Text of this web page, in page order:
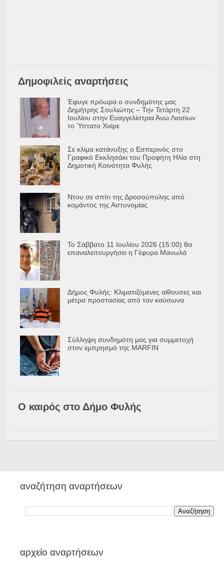
Δημοφιλείς αναρτήσεις
Έφυγε πρόωρα ο συνδημότης μας
Δημήτρης Σουλιώτης – Την Τετάρτη 22
Ιουλίου στην Ευαγγελίστρια Άνω Λιοσίων
το Ύστατο Χαίρε
Σε κλίμα κατάνυξης ο Εσπερινός στο
Γραφικό Εκκλησάκι του Προφήτη Ηλία στη
Δημοτική Κοινότητα Φυλής
Ντου σε σπίτι της Δροσούπολης από
κομάντος της Αστυνομίας
Το Σάββατο 11 Ιουλίου 2026 (15:00) θα
επαναλειτουργήσει η Γέφυρα Μανωλά
Δήμος Φυλής: Κλιματιζόμενες αίθουσες και
μέτρα προστασίας από τον καύσωνα
Σύλληψη συνδημότη μας για συμμετοχή
στον εμπρησμό της MARFIN
Ο καιρός στο Δήμο Φυλής
αναζήτηση αναρτήσεων
αρχείο αναρτήσεων